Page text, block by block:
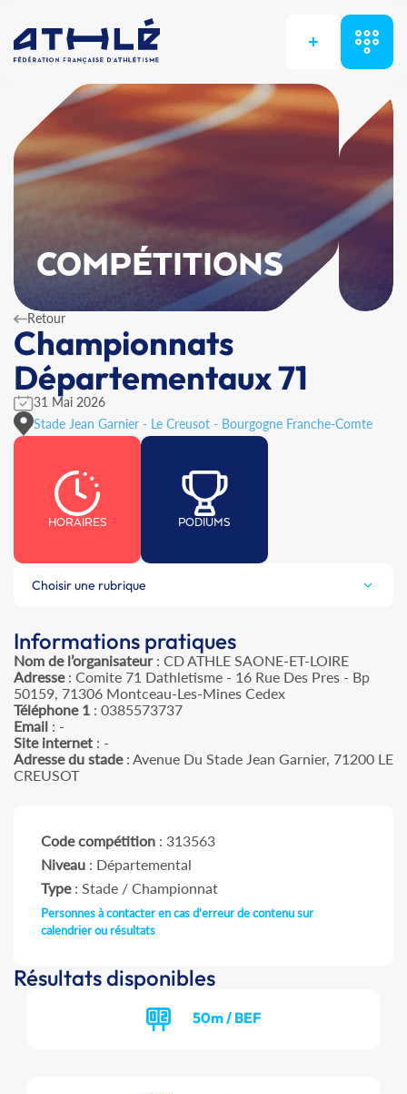
+
COMPÉTITIONS
Retour
Championnats
Départementaux 71
31 Mai 2026
Stade Jean Garnier - Le Creusot - Bourgogne Franche-Comte
HORAIRES PODIUMS
Choisir une rubrique
Informations pratiques
Nom de l’organisateur: CD ATHLE SAONE-ET-LOIRE
Adresse: Comite 71 Dathletisme - 16 Rue Des Pres - Bp
50159, 71306 Montceau-Les-Mines Cedex
Téléphone 1 : 0385573737
Email : -
Site internet : -
Adresse du stade: Avenue Du Stade Jean Garnier, 71200 LE
CREUSOT
Code compétition : 313563
Niveau : Départemental
Type: Stade / Championnat
Personnes à contacter en cas d'erreur de contenu sur
calendrier ou résultats
Résultats disponibles
50m / BEF